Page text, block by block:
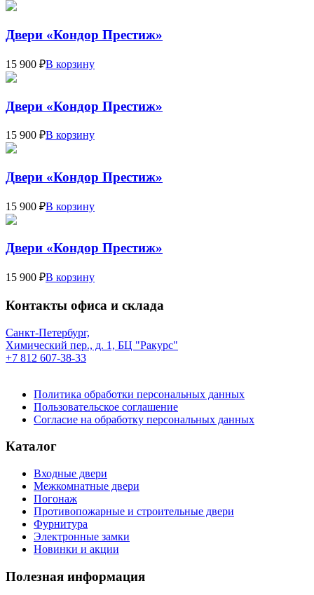
Двери «Кондор Престиж»
15 900 ₽В корзину
Двери «Кондор Престиж»
15 900 ₽В корзину
Двери «Кондор Престиж»
15 900 ₽В корзину
Двери «Кондор Престиж»
15 900 ₽В корзину
Контакты офиса и склада
Санкт-Петербург,
Химический пер., д. 1, БЦ "Ракурс"
+7 812 607-38-33
Политика обработки персональных данных
Пользовательское соглашение
Согласие на обработку персональных данных
Каталог
Входные двери
Межкомнатные двери
Погонаж
Противопожарные и строительные двери
Фурнитура
Электронные замки
Новинки и акции
Полезная информация